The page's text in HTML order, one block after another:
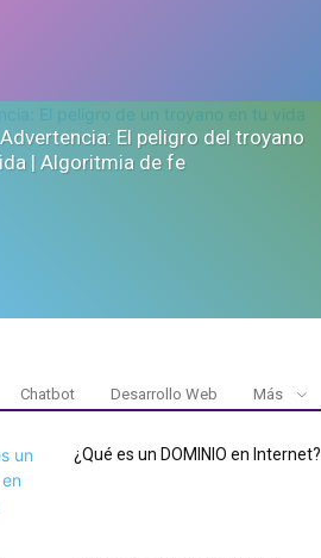
El peligro del troyano
| Algoritmia de fe
Chatbot Desarrollo Web Más
¿Qué es un DOMINIO en Internet?